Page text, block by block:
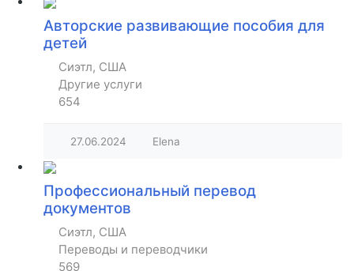
Авторские развивающие пособия для
детей
Сиэтл, США
Другие услуги
654
27.06.2024 Elena
Профессиональный перевод
документов
Сиэтл, США
Переводы и переводчики
569